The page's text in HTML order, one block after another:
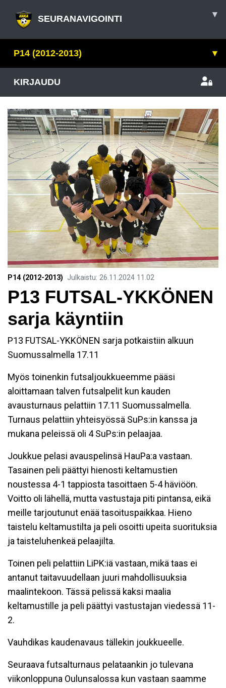
SEURANAVIGOINTI ▾
P14 (2012-2013) ▾
KIRJAUDU
P14 (2012-2013) Julkaistu: 26.11.2024 11.02
P13 FUTSAL-YKKÖNEN
sarja käyntiin
P13 FUTSAL-YKKÖNEN sarja potkaistiin alkuun
Suomussalmella 17.11
Myös toinenkin futsaljoukkueemme pääsi
aloittamaan talven futsalpelit kun kauden
avausturnaus pelattiin 17.11 Suomussalmella.
Turnaus pelattiin yhteisyössä SuPs:in kanssa ja
mukana peleissä oli 4 SuPs:in pelaajaa.
Joukkue pelasi avauspelinsä HauPa:a vastaan.
Tasainen peli päättyi hienosti keltamustien
noustessa 4-1 tappiosta tasoittaen 5-4 häviöön.
Voitto oli lähellä, mutta vastustaja piti pintansa, eikä
meille tarjoutunut enää tasoituspaikkaa. Hieno
taistelu keltamustilta ja peli osoitti upeita suorituksia
ja taisteluhenkeä pelaajilta.
Toinen peli pelattiin LiPK:iä vastaan, mikä taas ei
antanut taitavuudellaan juuri mahdollisuuksia
maalintekoon. Tässä pelissä kaksi maalia
keltamustille ja peli päättyi vastustajan viedessä 11-
2.
Vauhdikas kaudenavaus tällekin joukkueelle.
Seuraava futsalturnaus pelataankin jo tulevana
viikonloppuna Oulunsalossa kun vastaan saamme